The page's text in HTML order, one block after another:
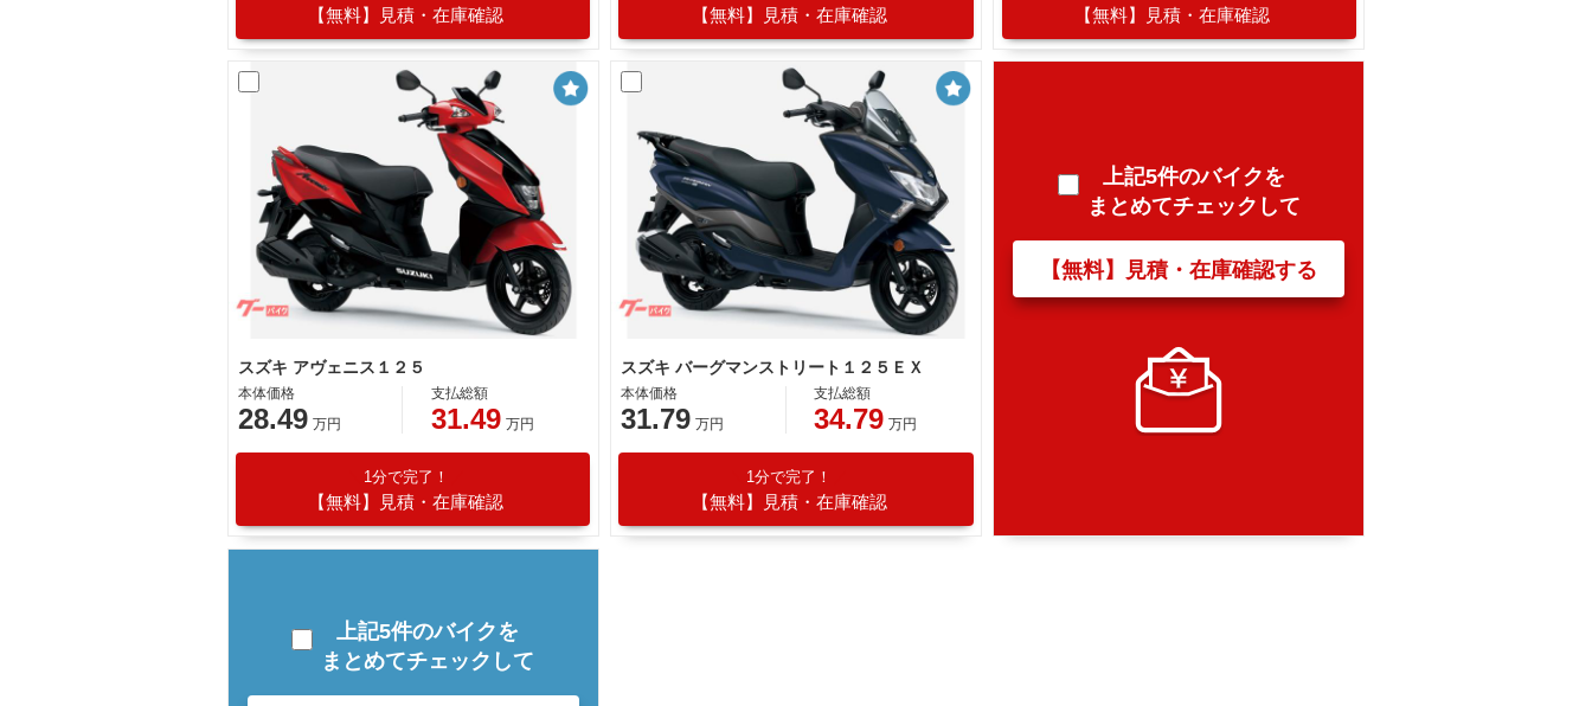
【無料】見積・在庫確認 【無料】見積・在庫確認 【無料】見積・在庫確認
スズキ アヴェニス１２５
本体価格
28.49 万円
支払総額
31.49 万円
1分で完了！
【無料】見積・在庫確認
スズキ バーグマンストリート１２５ＥＸ
本体価格
31.79 万円
支払総額
34.79 万円
1分で完了！
【無料】見積・在庫確認
上記5件のバイクを
まとめてチェックして
【無料】見積・在庫確認する
上記5件のバイクを
まとめてチェックして